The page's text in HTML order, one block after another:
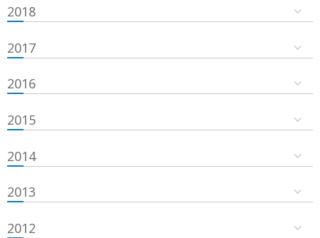
2018
2017
2016
2015
2014
2013
2012